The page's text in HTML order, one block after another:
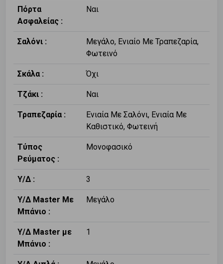
Πόρτα
Ασφαλείας :
Ναι
Σαλόνι :
Μεγάλο, Ενιαίο Με Τραπεζαρία,
Φωτεινό
Σκάλα : Όχι
Τζάκι : Ναι
Τραπεζαρία :
Ενιαία Με Σαλόνι, Ενιαία Με
Καθιστικό, Φωτεινή
Τύπος
Ρεύματος :
Μονοφασικό
Υ/Δ : 3
Υ/Δ Master Με
Μπάνιο :
Μεγάλο
Υ/Δ Master με
Μπάνιο :
1